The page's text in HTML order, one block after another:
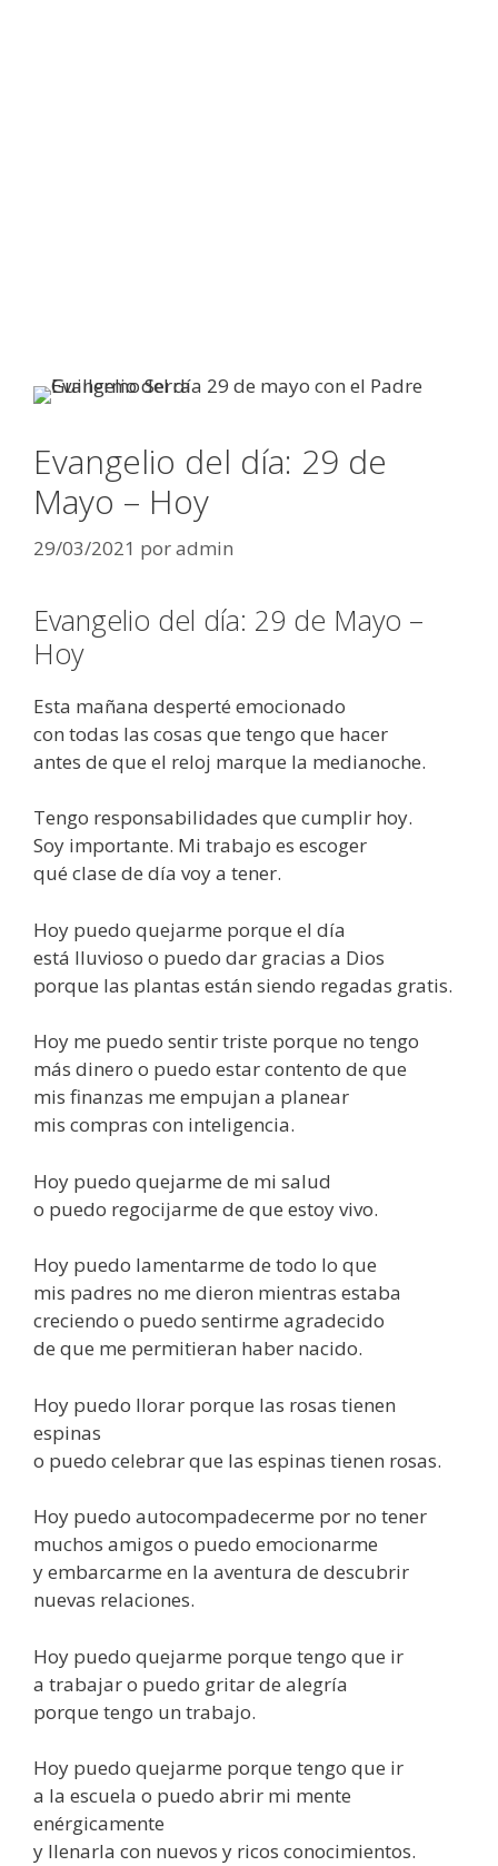
Evangelio del día: 29 de
Mayo – Hoy
29/03/2021 poradmin
Evangelio del día: 29 de Mayo –
Hoy
Esta mañana desperté emocionado
con todas las cosas que tengo que hacer
antes de que el reloj marque la medianoche.
Tengo responsabilidades que cumplir hoy.
Soy importante. Mi trabajo es escoger
qué clase de día voy a tener.
Hoy puedo quejarme porque el día
está lluvioso o puedo dar gracias a Dios
porque las plantas están siendo regadas gratis.
Hoy me puedo sentir triste porque no tengo
más dinero o puedo estar contento de que
mis finanzas me empujan a planear
mis compras con inteligencia.
Hoy puedo quejarme de mi salud
o puedo regocijarme de que estoy vivo.
Hoy puedo lamentarme de todo lo que
mis padres no me dieron mientras estaba
creciendo o puedo sentirme agradecido
de que me permitieran haber nacido.
Hoy puedo llorar porque las rosas tienen
espinas
o puedo celebrar que las espinas tienen rosas.
Hoy puedo autocompadecerme por no tener
muchos amigos o puedo emocionarme
y embarcarme en la aventura de descubrir
nuevas relaciones.
Hoy puedo quejarme porque tengo que ir
a trabajar o puedo gritar de alegría
porque tengo un trabajo.
Hoy puedo quejarme porque tengo que ir
a la escuela o puedo abrir mi mente
enérgicamente
y llenarla con nuevos y ricos conocimientos.